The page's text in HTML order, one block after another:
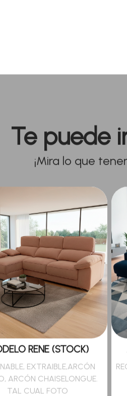
Te puede
¡Mira lo que
RENE (STOCK)
EXTRAIBLE,ARCÓN
ARCÓN CHAISELONGUE.
TAL CUAL FOTO